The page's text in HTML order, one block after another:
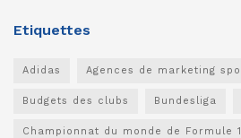
Etiquettes
Adidas Agences de marketing
Budgets des clubs Bundesliga
Championnat du monde de Formule 1